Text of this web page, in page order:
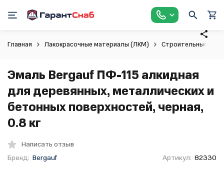
Главная Лакокрасочные материалы (ЛКМ) Строительные
Эмаль Bergauf ПФ-115 алкидная
для деревянных, металлических и
бетонных поверхностей, черная,
0.8 кг
Написать отзыв
Бренд: Bergauf Артикул: 82330